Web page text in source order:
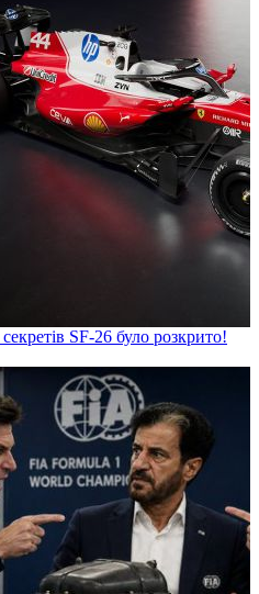
SF-26 було розкрито!